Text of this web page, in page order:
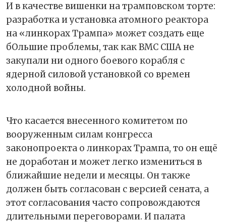
И в качестве вишенки на трамповском торте:
разработка и установка атомного реактора
на «линкорах Трампа» может создать еще
бОльшие проблемы, так как ВМС США не
закупали ни одного боевого корабля с
ядерной силовой установкой со времен
холодной войны.
Что касается внесенного комитетом по
вооруженным силам конгресса
законопроекта о линкорах Трампа, то он ещё
не доработан и может легко измениться в
ближайшие недели и месяцы. Он также
должен быть согласован с версией сената, а
этот согласования часто сопровождаются
длительными переговорами. И палата